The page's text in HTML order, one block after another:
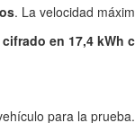
. La velocidad
en 17,4 kWh
para la prueba.